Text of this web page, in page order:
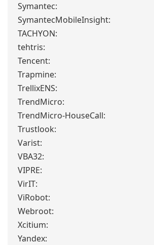
Symantec:
SymantecMobileInsight:
TACHYON:
tehtris:
Tencent:
Trapmine:
TrellixENS:
TrendMicro:
TrendMicro-HouseCall:
Trustlook:
Varist:
VBA32:
VIPRE:
VirIT:
ViRobot:
Webroot:
Xcitium:
Yandex: